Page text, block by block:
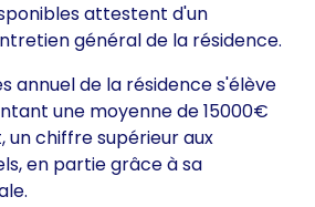
attestent d'un
général de la résidence.
annuel de la résidence s'élève
une moyenne de 15000€
chiffre supérieur aux
en partie grâce à sa